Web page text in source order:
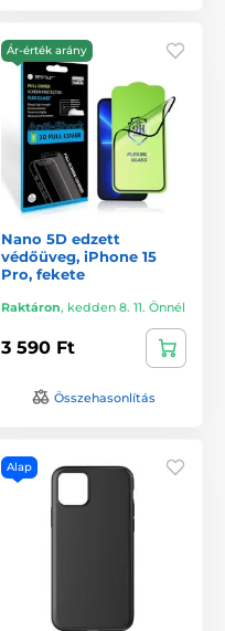
Ár-érték arány
Nano 5D edzett
védőüveg, iPhone 15
Pro, fekete
Raktáron, kedden 8. 11. Önnél
3 590 Ft
Összehasonlítás
Alap